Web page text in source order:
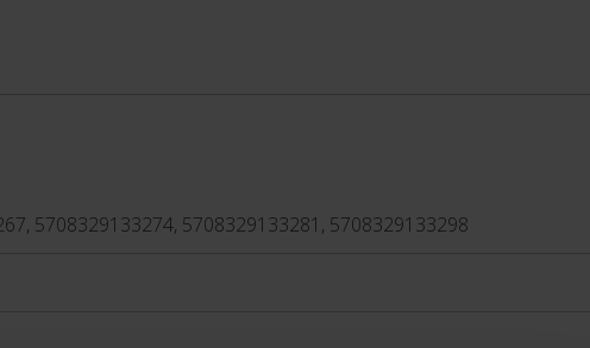
5708329133274, 5708329133281, 5708329133298